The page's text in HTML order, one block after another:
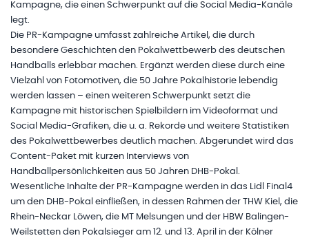
Kampagne, die einen Schwerpunkt auf die Social Media-Kanäle
legt.
Die PR-Kampagne umfasst zahlreiche Artikel, die durch
besondere Geschichten den Pokalwettbewerb des deutschen
Handballs erlebbar machen. Ergänzt werden diese durch eine
Vielzahl von Fotomotiven, die 50 Jahre Pokalhistorie lebendig
werden lassen – einen weiteren Schwerpunkt setzt die
Kampagne mit historischen Spielbildern im Videoformat und
Social Media-Grafiken, die u. a. Rekorde und weitere Statistiken
des Pokalwettbewerbes deutlich machen. Abgerundet wird das
Content-Paket mit kurzen Interviews von
Handballpersönlichkeiten aus 50 Jahren DHB-Pokal.
Wesentliche Inhalte der PR-Kampagne werden in das Lidl Final4
um den DHB-Pokal einfließen, in dessen Rahmen der THW Kiel, die
Rhein-Neckar Löwen, die MT Melsungen und der HBW Balingen-
Weilstetten den Pokalsieger am 12. und 13. April in der Kölner